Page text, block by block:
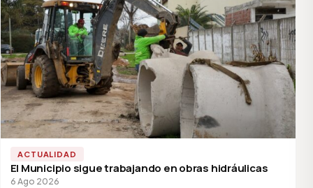
ACTUALIDAD
El Municipio sigue trabajando en obras hidráulicas
6 Ago 2026